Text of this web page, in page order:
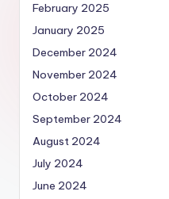
February 2025
January 2025
December 2024
November 2024
October 2024
September 2024
August 2024
July 2024
June 2024